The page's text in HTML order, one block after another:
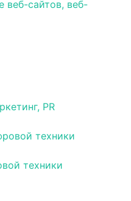
веб-сайтов, веб-
PR
техники
техники